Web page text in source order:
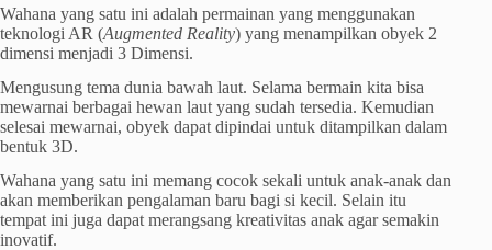
Wahana yang satu ini adalah permainan yang menggunakan
teknologi AR (Augmented Reality) yang menampilkan obyek 2
dimensi menjadi 3 Dimensi.
Mengusung tema dunia bawah laut. Selama bermain kita bisa
mewarnai berbagai hewan laut yang sudah tersedia. Kemudian
selesai mewarnai, obyek dapat dipindai untuk ditampilkan dalam
bentuk 3D.
Wahana yang satu ini memang cocok sekali untuk anak-anak dan
akan memberikan pengalaman baru bagi si kecil. Selain itu
tempat ini juga dapat merangsang kreativitas anak agar semakin
inovatif.